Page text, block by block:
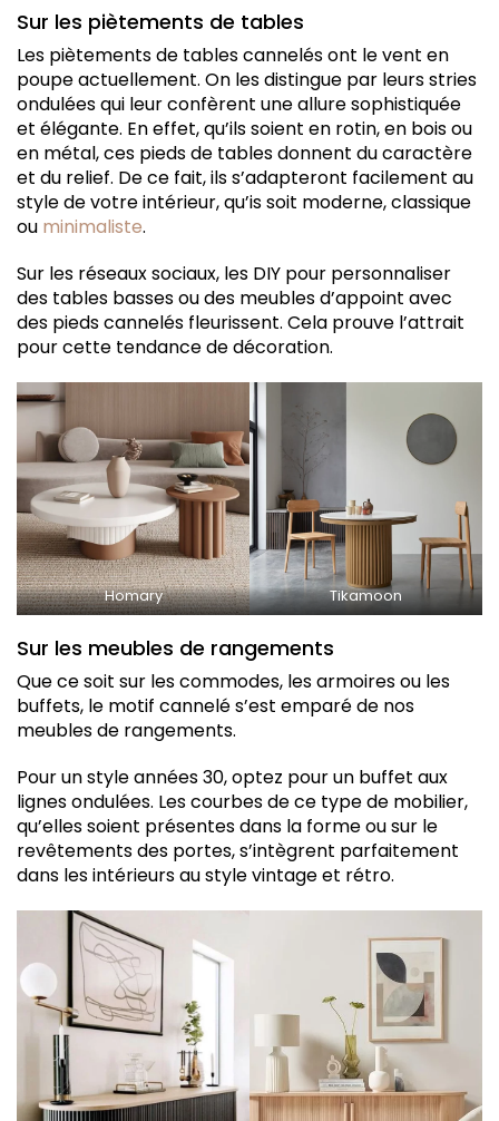
Sur les piètements de tables
Les piètements de tables cannelés ont le vent en
poupe actuellement. On les distingue par leurs stries
ondulées qui leur confèrent une allure sophistiquée
et élégante. En effet, qu’ils soient en rotin, en bois ou
en métal, ces pieds de tables donnent du caractère
et du relief. De ce fait, ils s’adapteront facilement au
style de votre intérieur, qu’is soit moderne, classique
ou minimaliste.
Sur les réseaux sociaux, les DIY pour personnaliser
des tables basses ou des meubles d’appoint avec
des pieds cannelés fleurissent. Cela prouve l’attrait
pour cette tendance de décoration.
Homary Tikamoon
Sur les meubles de rangements
Que ce soit sur les commodes, les armoires ou les
buffets, le motif cannelé s’est emparé de nos
meubles de rangements.
Pour un style années 30, optez pour un buffet aux
lignes ondulées. Les courbes de ce type de mobilier,
qu’elles soient présentes dans la forme ou sur le
revêtements des portes, s’intègrent parfaitement
dans les intérieurs au style vintage et rétro.